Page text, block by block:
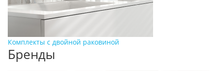
Комплекты с двойной раковиной
Бренды